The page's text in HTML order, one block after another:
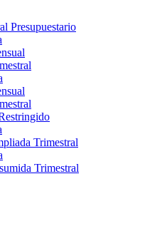
Presupuestario
Trimestral
Trimestral